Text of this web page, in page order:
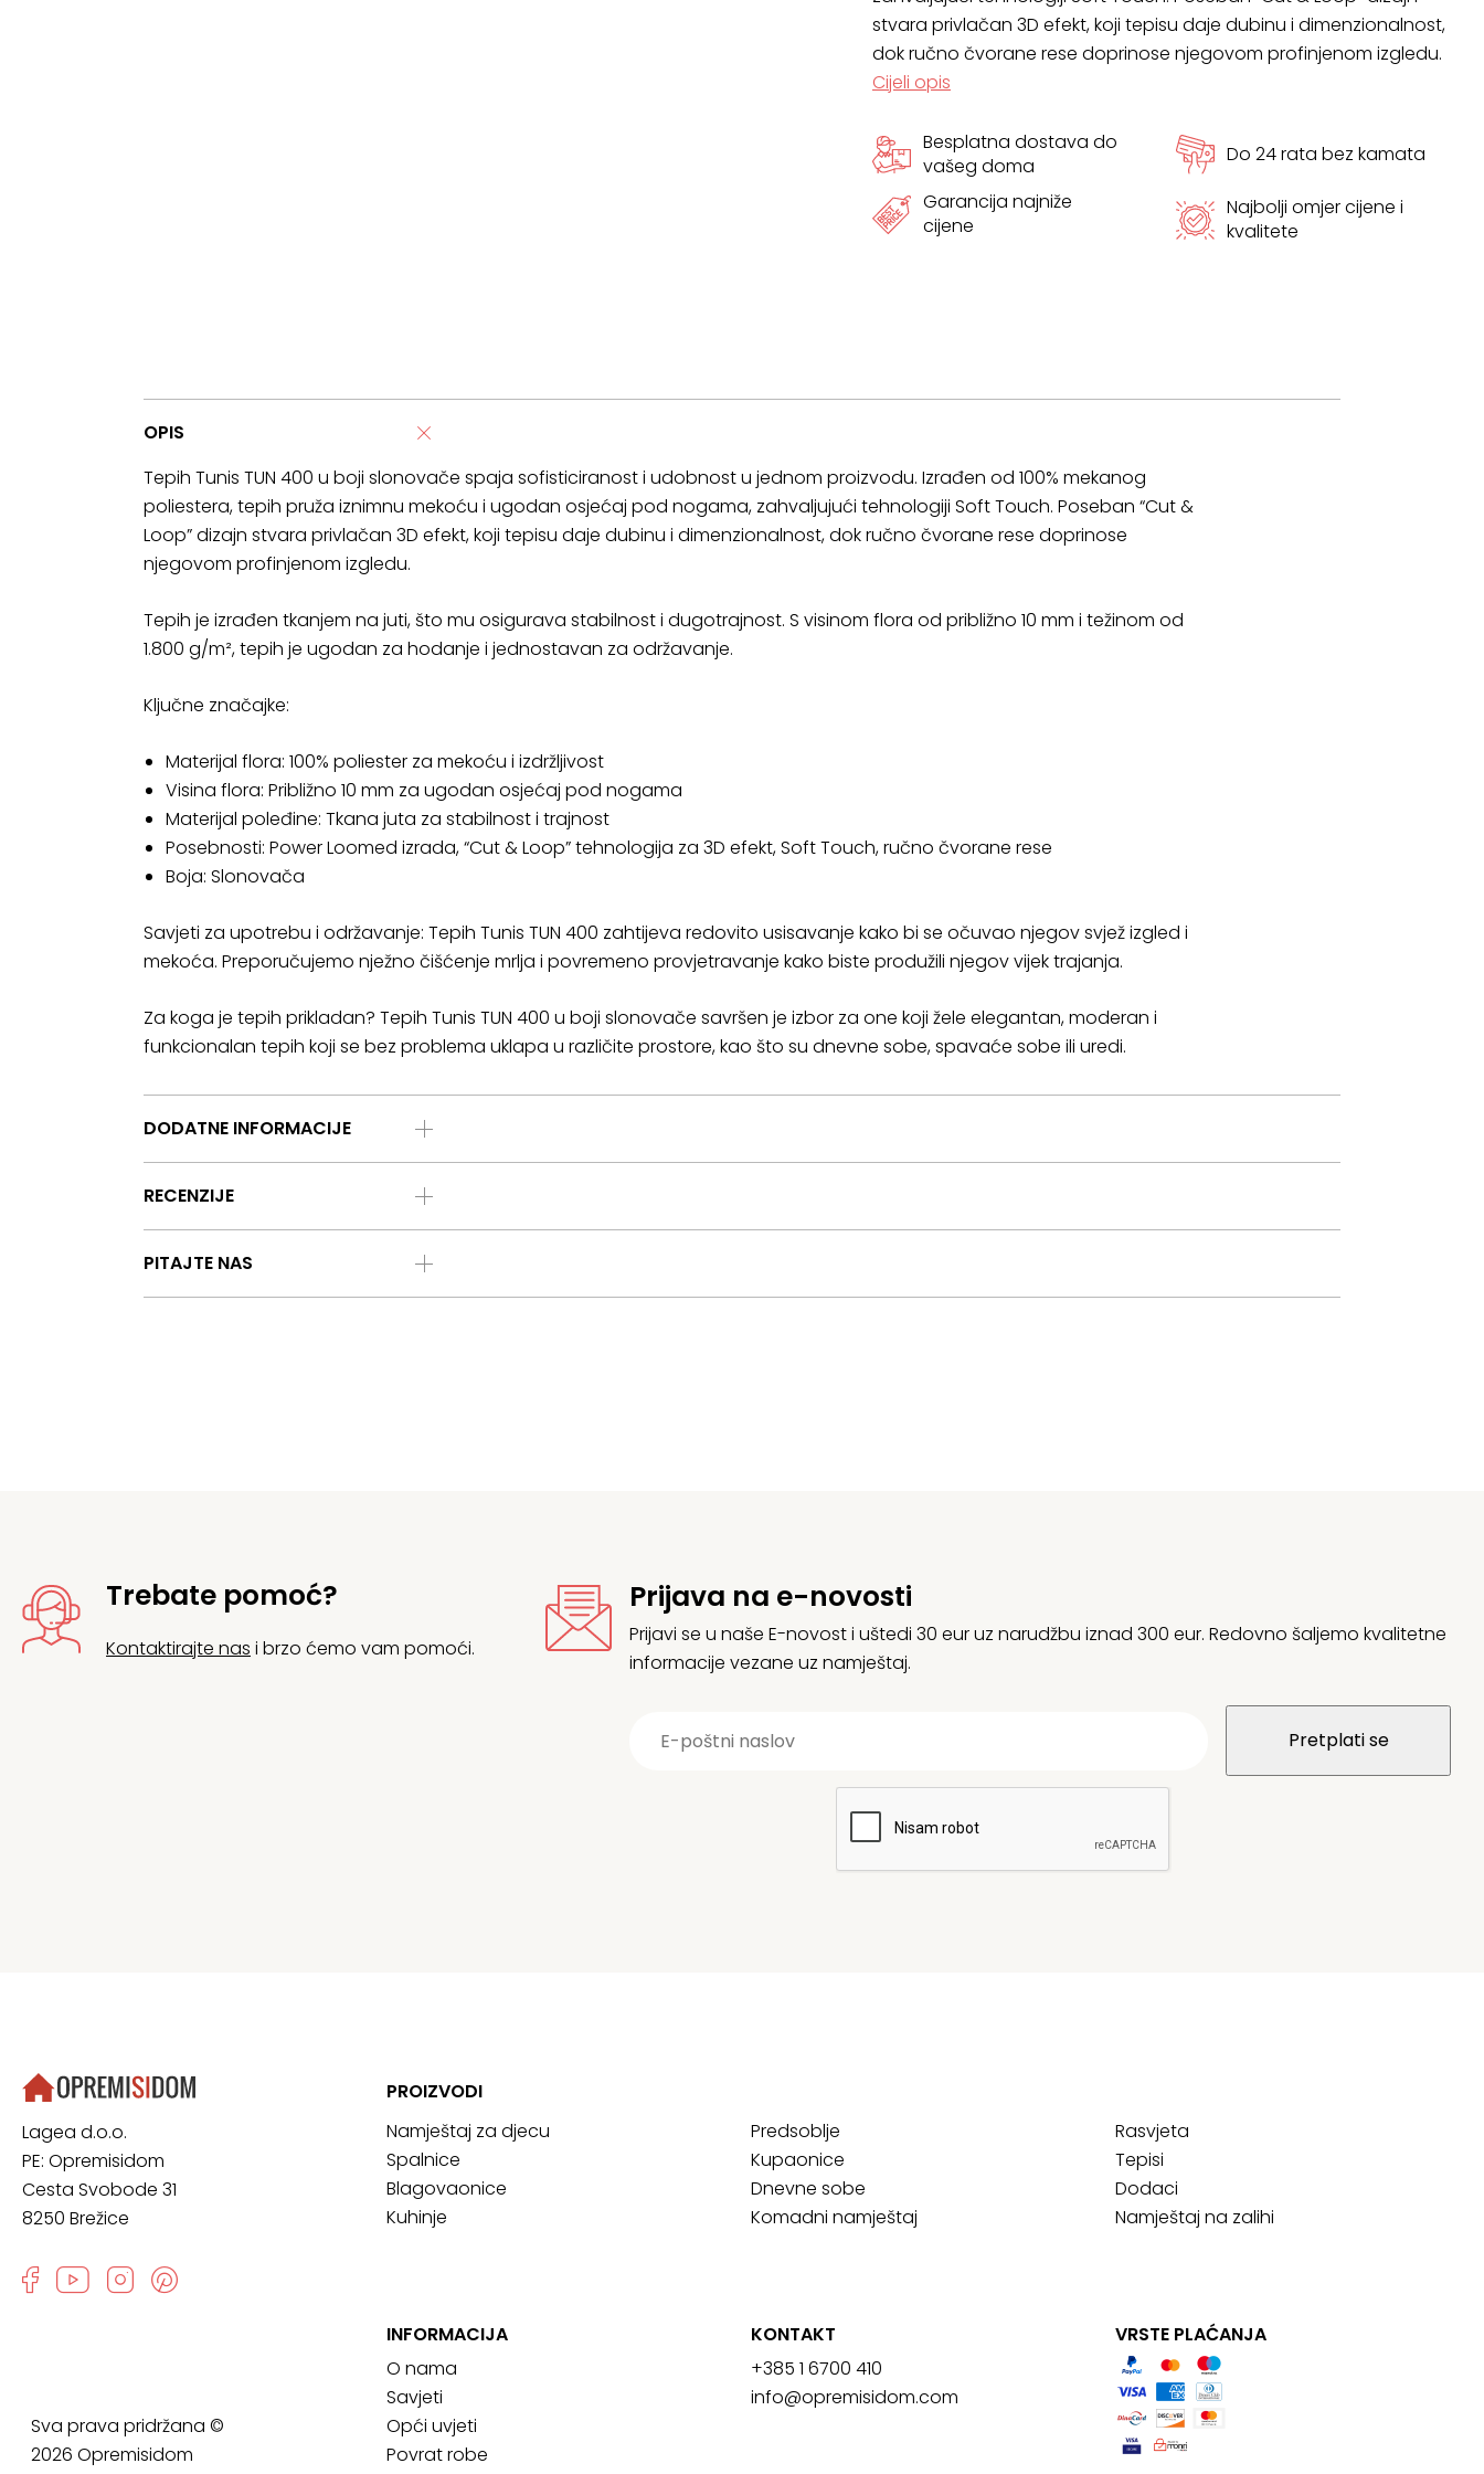
dimenzija
količina
stvara privlačan 3D efekt, koji tepisu daje dubinu i dimenzionalnost,
dok ručno čvorane rese doprinose njegovom profinjenom izgledu.
Cijeli opis
Besplatna dostava do
vašeg doma
Do 24 rata bez kamata
Garancija najniže
cijene
Najbolji omjer cijene i
kvalitete
OPIS
Tepih Tunis TUN 400 u boji slonovače spaja sofisticiranost i udobnost u jednom proizvodu. Izrađen od 100% mekanog
poliestera, tepih pruža iznimnu mekoću i ugodan osjećaj pod nogama, zahvaljujući tehnologiji Soft Touch. Poseban “Cut &
Loop” dizajn stvara privlačan 3D efekt, koji tepisu daje dubinu i dimenzionalnost, dok ručno čvorane rese doprinose
njegovom profinjenom izgledu.
Tepih je izrađen tkanjem na juti, što mu osigurava stabilnost i dugotrajnost. S visinom flora od približno 10 mm i težinom od
1.800 g/m², tepih je ugodan za hodanje i jednostavan za održavanje.
Ključne značajke:
Materijal flora: 100% poliester za mekoću i izdržljivost
Visina flora: Približno 10 mm za ugodan osjećaj pod nogama
Materijal poleđine: Tkana juta za stabilnost i trajnost
Posebnosti: Power Loomed izrada, “Cut & Loop” tehnologija za 3D efekt, Soft Touch, ručno čvorane rese
Boja: Slonovača
Savjeti za upotrebu i održavanje: Tepih Tunis TUN 400 zahtijeva redovito usisavanje kako bi se očuvao njegov svjež izgled i
mekoća. Preporučujemo nježno čišćenje mrlja i povremeno provjetravanje kako biste produžili njegov vijek trajanja.
Za koga je tepih prikladan? Tepih Tunis TUN 400 u boji slonovače savršen je izbor za one koji žele elegantan, moderan i
funkcionalan tepih koji se bez problema uklapa u različite prostore, kao što su dnevne sobe, spavaće sobe ili uredi.
DODATNE INFORMACIJE
RECENZIJE
PITAJTE NAS
Trebate pomoć?
Kontaktirajte nas i brzo ćemo vam pomoći.
Prijava na e-novosti
Prijavi se u naše E-novost i uštedi 30 eur uz narudžbu iznad 300 eur. Redovno šaljemo kvalitetne
informacije vezane uz namještaj.
Lagea d.o.o.
PE: Opremisidom
Cesta Svobode 31
8250 Brežice
Sva prava pridržana ©
2026 Opremisidom
PROIZVODI
Namještaj za djecu
Spalnice
Blagovaonice
Kuhinje
Predsoblje
Kupaonice
Dnevne sobe
Komadni namještaj
Rasvjeta
Tepisi
Dodaci
Namještaj na zalihi
INFORMACIJA
O nama
Savjeti
Opći uvjeti
Povrat robe
KONTAKT
+385 1 6700 410
info@opremisidom.com
VRSTE PLAĆANJA